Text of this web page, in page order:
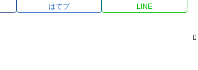
はてブ LINE